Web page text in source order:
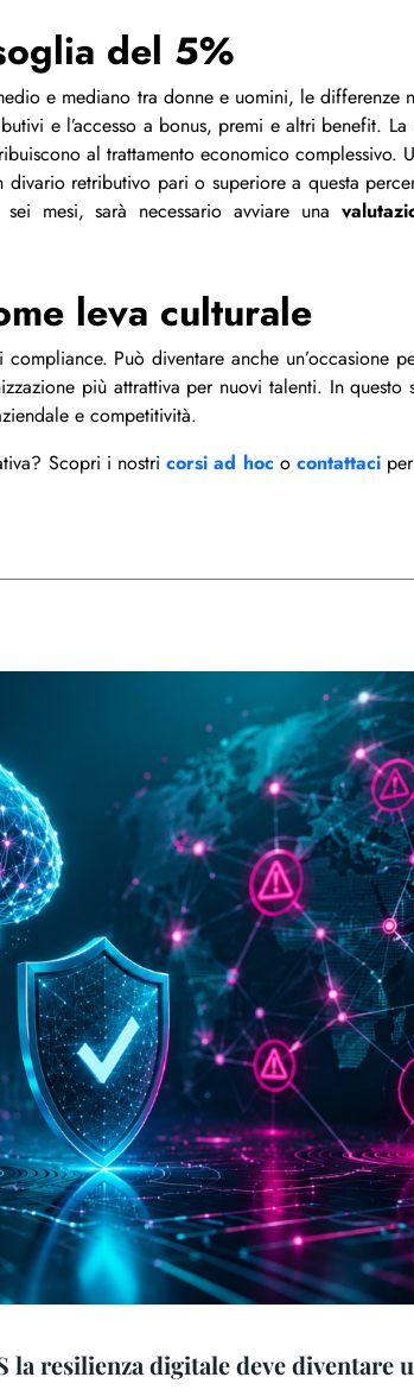
e mediano tra donne e uomini, le differenze
e l’accesso a bonus, premi e altri benefit.
al trattamento economico complessivo.
retributivo pari o superiore a questa
mesi, sarà necessario avviare una
Può diventare anche un’occasione
più attrattiva per nuovi talenti. In questo
e competitività.
Scopri i nostri